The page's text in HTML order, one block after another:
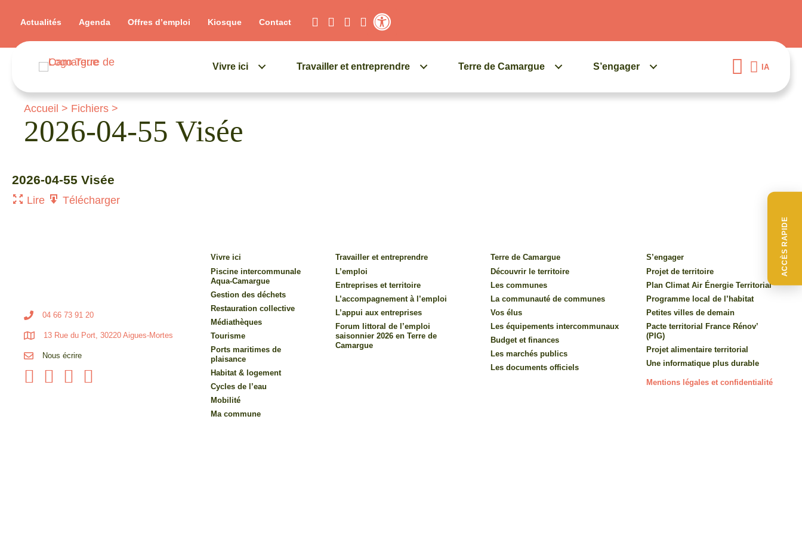
ACCÈS RAPIDE
Actualités Agenda Offres d’emploi Kiosque
Contact
Vivre ici Travailler et entreprendre Terre de Camargue S’engager IA
Accueil > Fichiers >
2026-04-55 Visée
2026-04-55 Visée
Lire Télécharger
04 66 73 91 20
13 Rue du Port, 30220 Aigues-Mortes
Nous écrire
Vivre ici
Piscine intercommunale
Aqua-Camargue
Gestion des déchets
Restauration collective
Médiathèques
Tourisme
Ports maritimes de
plaisance
Habitat & logement
Cycles de l’eau
Mobilité
Ma commune
Travailler et entreprendre
L’emploi
Entreprises et territoire
L’accompagnement à l’emploi
L’appui aux entreprises
Forum littoral de l’emploi
saisonnier 2026 en Terre de
Camargue
Terre de Camargue
Découvrir le territoire
Les communes
La communauté de communes
Vos élus
Les équipements intercommunaux
Budget et finances
Les marchés publics
Les documents officiels
S’engager
Projet de territoire
Plan Climat Air Énergie Territorial
Programme local de l’habitat
Petites villes de demain
Pacte territorial France Rénov’
(PIG)
Projet alimentaire territorial
Une informatique plus durable
Mentions légales et confidentialité